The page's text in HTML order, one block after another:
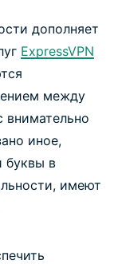
дополняет
ExpressVPN
между
иное,
буквы в
имеют